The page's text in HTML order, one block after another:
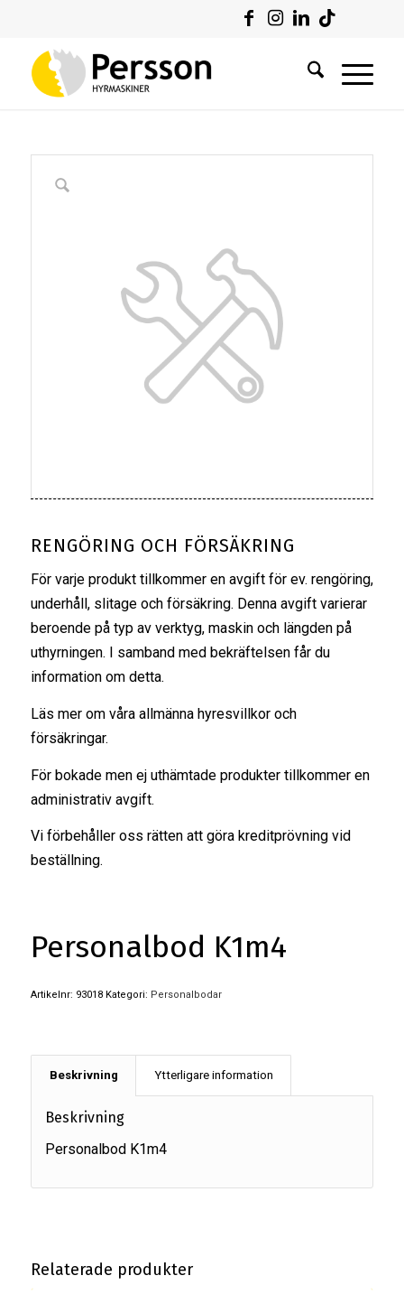
RENGÖRING OCH FÖRSÄKRING
För varje produkt tillkommer en avgift för ev. rengöring,
underhåll, slitage och försäkring. Denna avgift varierar
beroende på typ av verktyg, maskin och längden på
uthyrningen. I samband med bekräftelsen får du
information om detta.
Läs mer om våra allmänna hyresvillkoroch
försäkringar.
För bokade men ej uthämtade produkter tillkommer en
administrativ avgift.
Vi förbehåller oss rätten att göra kreditprövning vid
beställning.
Personalbod K1m4
Artikelnr: 93018 Kategori: Personalbodar
Beskrivning Ytterligare information
Beskrivning
Personalbod K1m4
Relaterade produkter